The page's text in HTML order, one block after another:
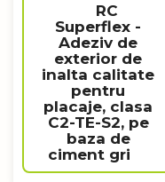
RC
Superflex -
Adeziv de
exterior de
inalta calitate
pentru
placaje, clasa
C2-TE-S2, pe
baza de
ciment gri